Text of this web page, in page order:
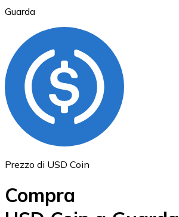
Ethereum
ETH
Guarda
Prezzo di USD Coin
Compra